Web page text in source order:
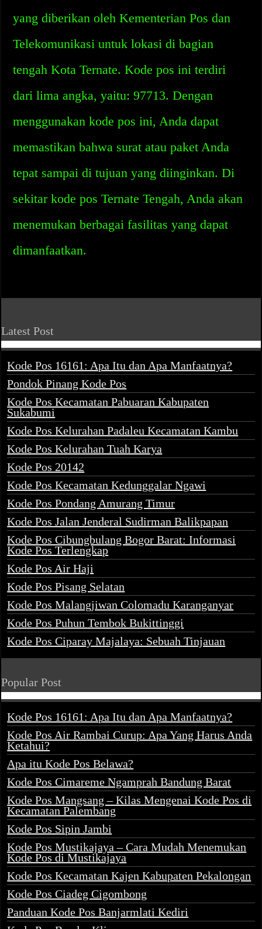
yang diberikan oleh Kementerian Pos dan
Telekomunikasi untuk lokasi di bagian
tengah Kota Ternate. Kode pos ini terdiri
dari lima angka, yaitu: 97713. Dengan
menggunakan kode pos ini, Anda dapat
memastikan bahwa surat atau paket Anda
tepat sampai di tujuan yang diinginkan. Di
sekitar kode pos Ternate Tengah, Anda akan
menemukan berbagai fasilitas yang dapat
dimanfaatkan.
Latest Post
Kode Pos 16161: Apa Itu dan Apa Manfaatnya?
Pondok Pinang Kode Pos
Kode Pos Kecamatan Pabuaran Kabupaten
Sukabumi
Kode Pos Kelurahan Padaleu Kecamatan Kambu
Kode Pos Kelurahan Tuah Karya
Kode Pos 20142
Kode Pos Kecamatan Kedunggalar Ngawi
Kode Pos Pondang Amurang Timur
Kode Pos Jalan Jenderal Sudirman Balikpapan
Kode Pos Cibungbulang Bogor Barat: Informasi
Kode Pos Terlengkap
Kode Pos Air Haji
Kode Pos Pisang Selatan
Kode Pos Malangjiwan Colomadu Karanganyar
Kode Pos Puhun Tembok Bukittinggi
Kode Pos Ciparay Majalaya: Sebuah Tinjauan
Popular Post
Kode Pos 16161: Apa Itu dan Apa Manfaatnya?
Kode Pos Air Rambai Curup: Apa Yang Harus Anda
Ketahui?
Apa itu Kode Pos Belawa?
Kode Pos Cimareme Ngamprah Bandung Barat
Kode Pos Mangsang – Kilas Mengenai Kode Pos di
Kecamatan Palembang
Kode Pos Sipin Jambi
Kode Pos Mustikajaya – Cara Mudah Menemukan
Kode Pos di Mustikajaya
Kode Pos Kecamatan Kajen Kabupaten Pekalongan
Kode Pos Ciadeg Cigombong
Panduan Kode Pos Banjarmlati Kediri